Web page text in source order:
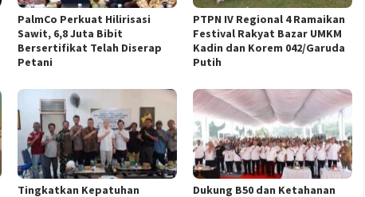
PalmCo Perkuat Hilirisasi
Sawit, 6,8 Juta Bibit
Bersertifikat Telah Diserap
Petani
PTPN IV Regional 4 Ramaikan
Festival Rakyat Bazar UMKM
Kadin dan Korem 042/Garuda
Putih
Tingkatkan Kepatuhan
Dukung B50 dan Ketahanan